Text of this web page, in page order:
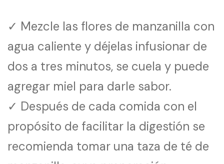
✓ Mezcle las flores de manzanilla con
agua caliente y déjelas infusionar de
dos a tres minutos, se cuela y puede
agregar miel para darle sabor.
✓ Después de cada comida con el
propósito de facilitar la digestión se
recomienda tomar una taza de té de